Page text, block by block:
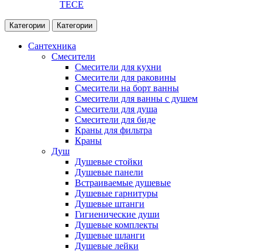
TECE
Категории Категории
Сантехника
Смесители
Смесители для кухни
Смесители для раковины
Смесители на борт ванны
Смесители для ванны с душем
Смесители для душа
Смесители для биде
Краны для фильтра
Краны
Душ
Душевые стойки
Душевые панели
Встраиваемые душевые
Душевые гарнитуры
Душевые штанги
Гигиенические души
Душевые комплекты
Душевые шланги
Душевые лейки